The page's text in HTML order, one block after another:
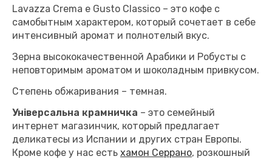
Lavazza Crema e Gusto Classico – это кофе с
самобытным характером, который сочетает в себе
интенсивный аромат и полнотелый вкус.
Зерна высококачественной Арабики и Робусты с
неповторимым ароматом и шоколадным привкусом.
Степень обжаривания – темная.
Універсальна крамничка – это семейный
интернет магазинчик, который предлагает
деликатесы из Испании и других стран Европы.
Кроме кофе у нас есть хамон Серрано, розкошный